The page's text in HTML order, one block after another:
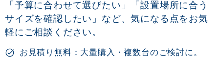
「予算に合わせて選びたい」「設置場所に合う
サイズを確認したい」など、気になる点をお気
軽にご相談ください。
お見積り無料：大量購入・複数台のご検討に。